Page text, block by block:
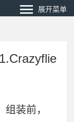
展开菜单
装前，